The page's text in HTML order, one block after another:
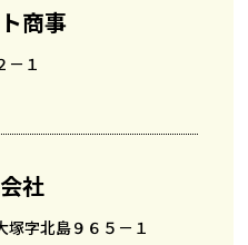
商事
１
社
字北島９６５－１